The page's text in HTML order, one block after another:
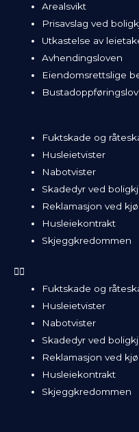
Arealsvikt
Prisavslag ved
Utkastelse av
Avhendingsloven
Eiendomsrettslige
Fuktskade og
Husleietvister
Nabotvister
Skadedyr ved
Reklamasjon ved
Husleiekontrakt
Skjeggkredommen
Fuktskade og
Husleietvister
Nabotvister
Skadedyr ved
Reklamasjon ved
Husleiekontrakt
Skjeggkredommen